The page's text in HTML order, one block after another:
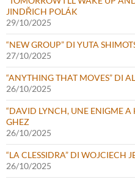
JINDŘICH POLÁK
29/10/2025
“NEW GROUP” DI YUTA
27/10/2025
“ANYTHING THAT MOVES” DI
26/10/2025
“DAVID LYNCH, UNE ENIGME
GHEZ
26/10/2025
“LA CLESSIDRA” DI WOJCIECH
26/10/2025